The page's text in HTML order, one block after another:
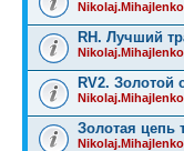
Nikolaj.Mihajlenko
RH. Лучший
Nikolaj.Mihajlenko
RV2. Золотой
Nikolaj.Mihajlenko
Золотая цепь
Nikolaj.Mihajlenko